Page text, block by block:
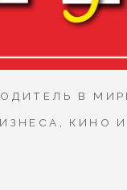
В
КИНО И